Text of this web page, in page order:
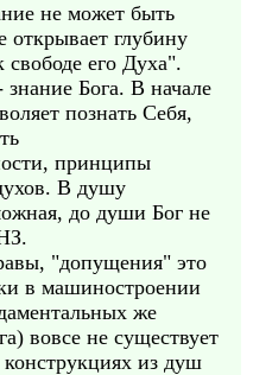
не может быть
глубину
свободе его Духа".
Бога. В начале
познать Себя,
принципы
В душу
до души Бог не
"допущения" это
в машиностроении
же
вовсе не существует
из душ